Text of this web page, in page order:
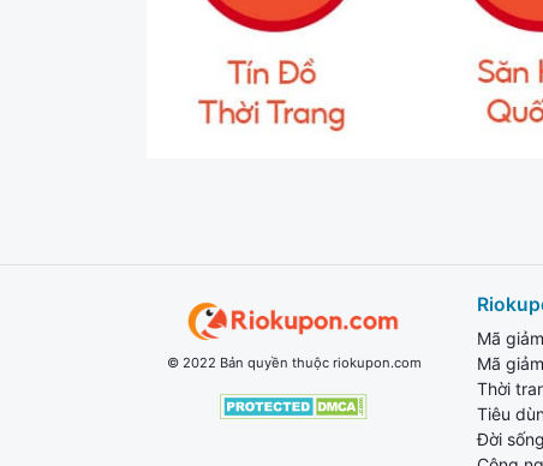
© 2022 Bản quyền thuộc riokupon.com
Mã
Mã
Thời
Tiêu
Đời sống